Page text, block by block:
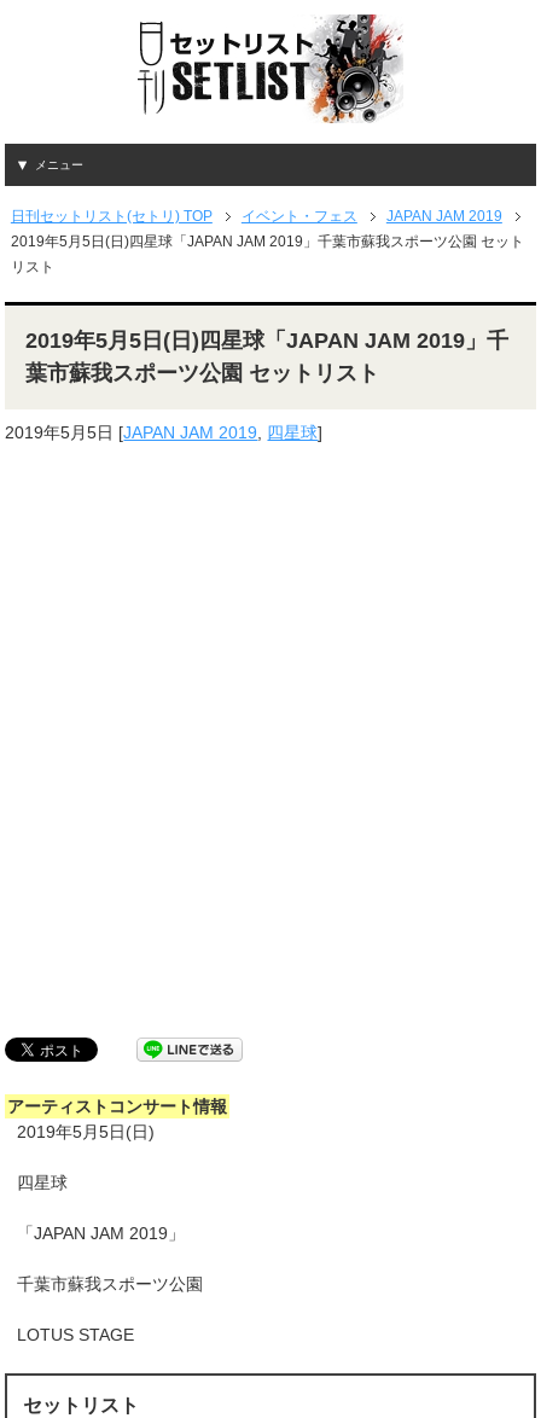
メニュー
日刊セットリスト(セトリ) TOP イベント・フェス
JAPAN JAM 2019
2019年5月5日(日)四星球「JAPAN JAM 2019」千葉市蘇我スポーツ公園 セット
リスト
2019年5月5日(日)四星球「JAPAN JAM 2019」千
葉市蘇我スポーツ公園 セットリスト
2019年5月5日 [JAPAN JAM 2019, 四星球]
アーティストコンサート情報
2019年5月5日(日)
四星球
「JAPAN JAM 2019」
千葉市蘇我スポーツ公園
LOTUS STAGE
セットリスト